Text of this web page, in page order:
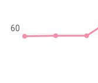
60